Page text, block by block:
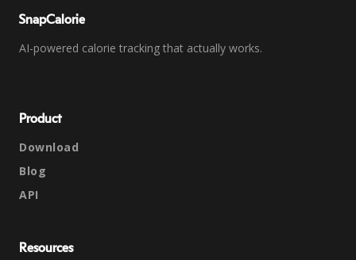
SnapCalorie
AI-powered calorie tracking that actually works.
Product
Download
Blog
API
Resources